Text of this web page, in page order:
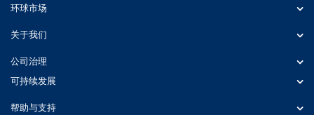
环球市场
关于我们
公司治理
可持续发展
帮助与支持